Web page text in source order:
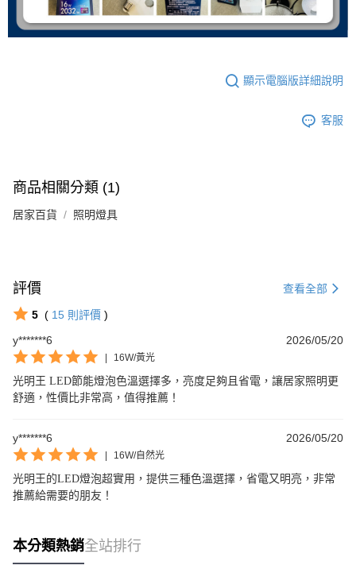
顯示電腦版詳細說明
客服
商品相關分類 (1)
居家百貨 照明燈具
評價 查看全部
5 ( 15 則評價 )
y*******6
2026/05/20
| 16W/黃光
光明王 LED節能燈泡色溫選擇多，亮度足夠且省電，讓居家照明更
舒適，性價比非常高，值得推薦！
y*******6 2026/05/20
| 16W/自然光
光明王的LED燈泡超實用，提供三種色溫選擇，省電又明亮，非常
推薦給需要的朋友！
本分類熱銷全站排行